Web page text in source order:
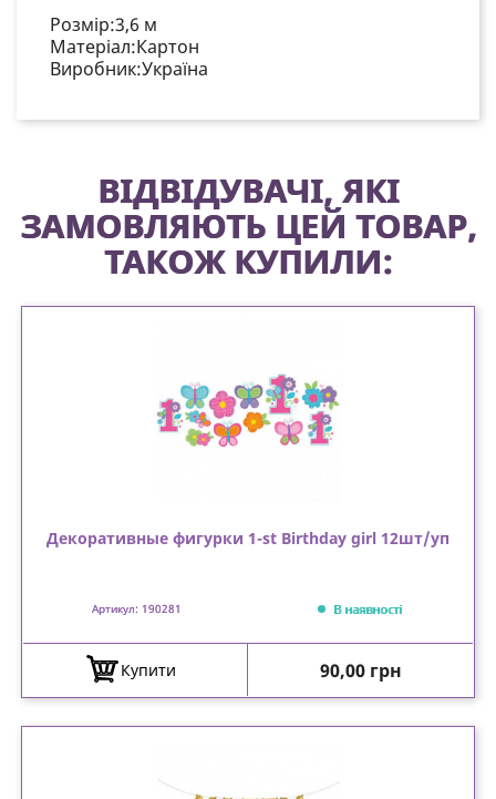
Розмір:3,6 м
Матеріал:Картон
Виробник:Україна
ВІДВІДУВАЧІ, ЯКІ
ЗАМОВЛЯЮТЬ ЦЕЙ ТОВАР,
ТАКОЖ КУПИЛИ:
Декоративные фигурки 1-st Birthday girl 12шт/уп
Артикул: 190281 В наявності
Купити Ціна
90,00 грн